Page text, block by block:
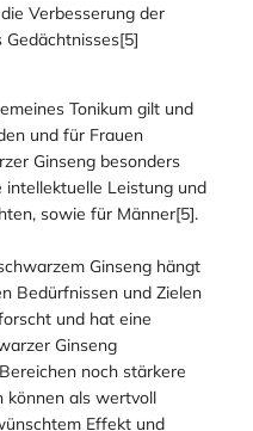
Verbesserung der
Tonikum gilt und
und für Frauen
Ginseng besonders
Leistung und
sowie für Männer[5].
Ginseng hängt
Bedürfnissen und Zielen
und hat eine
Ginseng
noch stärkere
können als wertvoll
Effekt und